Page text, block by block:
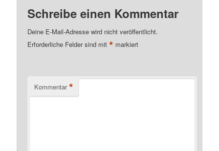
Schreibe einen Kommentar
Deine E-Mail-Adresse wird nicht veröffentlicht.
Erforderliche Felder sind mit* markiert
Kommentar *